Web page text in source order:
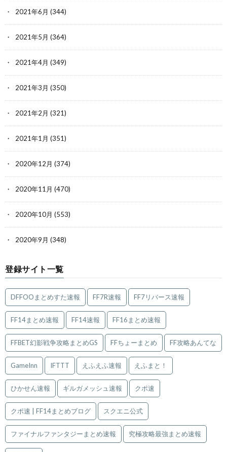
2021年6月 (344)
2021年5月 (364)
2021年4月 (349)
2021年3月 (350)
2021年2月 (321)
2021年1月 (351)
2020年12月 (374)
2020年11月 (470)
2020年10月 (553)
2020年9月 (348)
登録サイト一覧
DFFOOまとめすた速報 FF7R速報 FF7リバース速報
FF14まとめ速報 FF14速報 FF16まとめ速報
FFBET幻影戦争攻略まとめGS FFちょーまとめ FF攻略あんてな
GameInn IFTTT えふえふ速報 えふまと！
ひかせん速報 ギルガメッシュ速報 クポ速
クポ速 | FF14まとめブログ スクエニ公式
ファイナルファンタジーまとめ速報 究極攻略最強まとめ速報